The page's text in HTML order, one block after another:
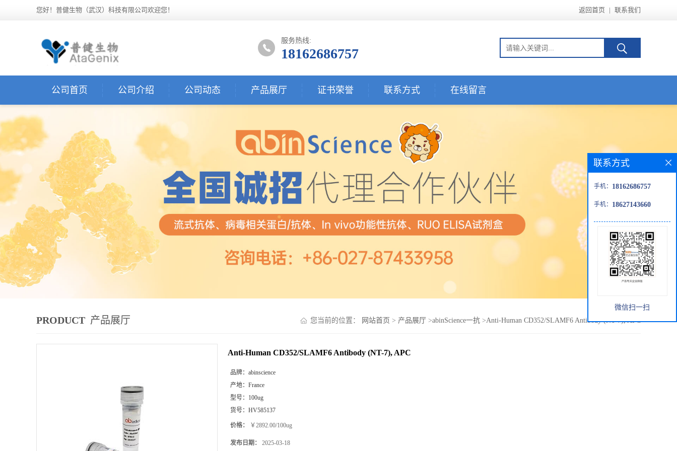
您好！普健生物（武汉）科技有限公司欢迎您！ 返回首页 | 联系我们
服务热线:
18162686757
公司首页 公司介绍 公司动态 产品展厅 证书荣誉 联系方式 在线留言
PRODUCT 产品展厅 您当前的位置： 网站首页 > 产品展厅 >abinScience一抗 >Anti-Human CD352/SLAMF6 Antibody (NT-7), APC
Anti-Human CD352/SLAMF6 Antibody (NT-7), APC
品牌： abinscience
产地： France
型号： 100ug
货号： HV585137
价格： ￥2892.00/100ug
发布日期： 2025-03-18
联系方式
手机： 18162686757
手机： 18627143660
微信扫一扫